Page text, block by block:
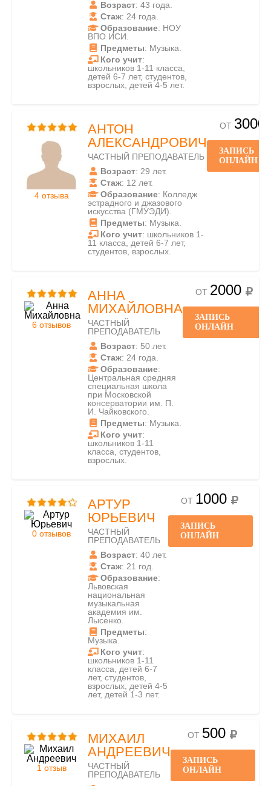
Возраст: 43 года.
Стаж: 24 года.
Образование: НОУ
ВПО ИСИ.
Предметы: Музыка.
Кого учит:
школьников 1-11 класса,
детей 6-7 лет, студентов,
взрослых, детей 4-5 лет.
4 отзыва
АНТОН
АЛЕКСАНДРОВИЧ
ЧАСТНЫЙ ПРЕПОДАВАТЕЛЬ
Возраст: 29 лет.
Стаж: 12 лет.
Образование: Колледж
эстрадного и джазового
искусства (ГМУЭДИ).
Предметы: Музыка.
Кого учит: школьников 1-
11 класса, детей 6-7 лет,
студентов, взрослых.
ОТ 3000
ЗАПИСЬ
ОНЛАЙН
6 отзывов
АННА
МИХАЙЛОВНА
ЧАСТНЫЙ
ПРЕПОДАВАТЕЛЬ
Возраст: 50 лет.
Стаж: 24 года.
Образование:
Центральная средняя
специальная школа
при Московской
консерватории им. П.
И. Чайковского.
Предметы: Музыка.
Кого учит:
школьников 1-11
класса, студентов,
взрослых.
ОТ 2000
ЗАПИСЬ
ОНЛАЙН
0 отзывов
АРТУР
ЮРЬЕВИЧ
ЧАСТНЫЙ
ПРЕПОДАВАТЕЛЬ
Возраст: 40 лет.
Стаж: 21 год.
Образование:
Львовская
национальная
музыкальная
академия им.
Лысенко.
Предметы:
Музыка.
Кого учит:
школьников 1-11
класса, детей 6-7
лет, студентов,
взрослых, детей 4-5
лет, детей 1-3 лет.
ОТ 1000
ЗАПИСЬ
ОНЛАЙН
1 отзыв
МИХАИЛ
АНДРЕЕВИЧ
ЧАСТНЫЙ
ПРЕПОДАВАТЕЛЬ
ОТ 500
ЗАПИСЬ
ОНЛАЙН